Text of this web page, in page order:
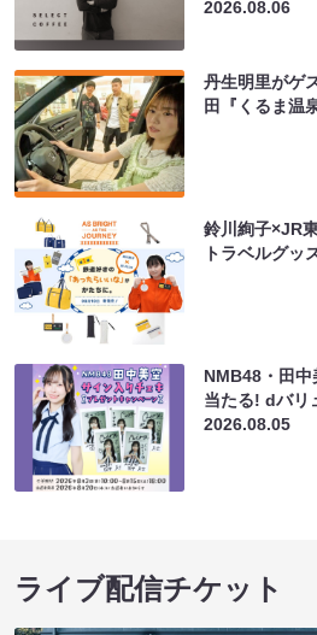
2026.08.06
丹生明里がゲ
田『くるま温
鈴川絢子×JR
トラベルグッ
NMB48・田
当たる! dバリ
2026.08.05
ライブ配信チケット